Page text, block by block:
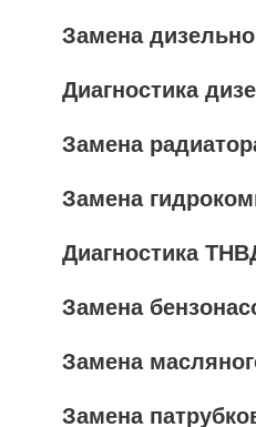
Замена
Диагностика
Замена
Замена
Диагностика
Замена
Замена
Замена